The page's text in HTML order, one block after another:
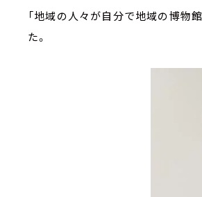
「地域の人々が自分で地域の博物
た。